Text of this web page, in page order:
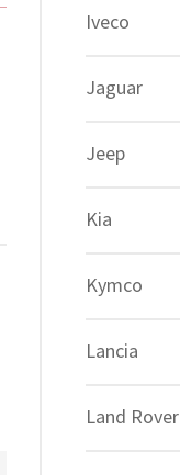
Iveco
Jaguar
Jeep
Kia
Kymco
Lancia
Land Rover